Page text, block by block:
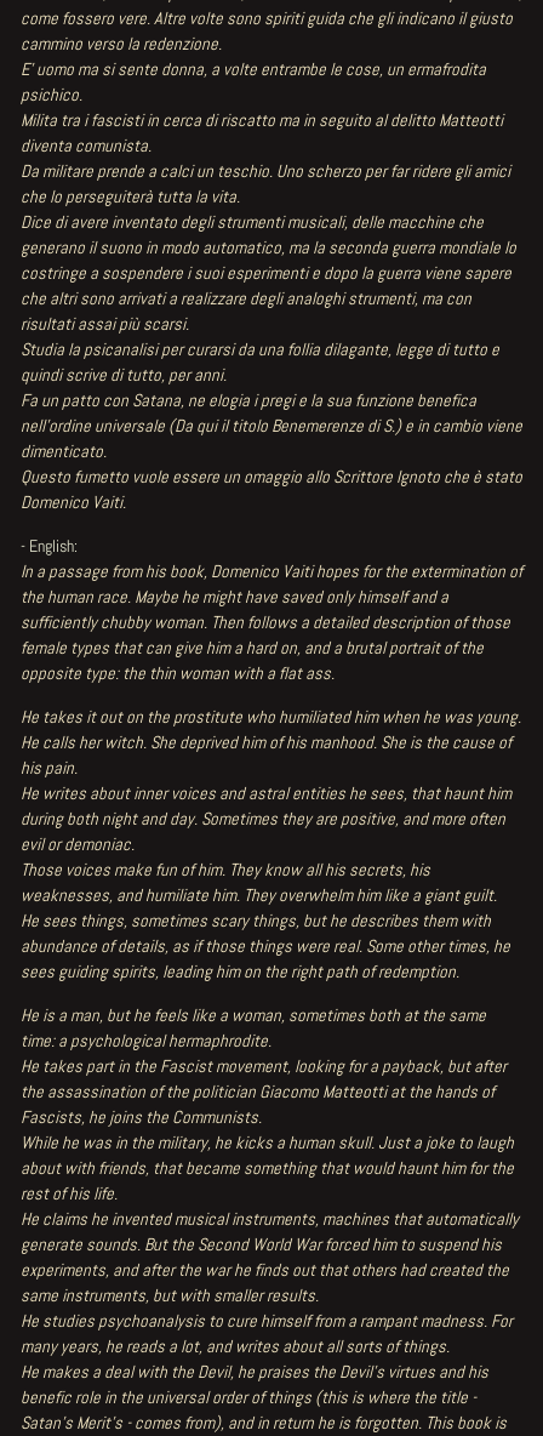
come fossero vere. Altre volte sono spiriti guida che gli indicano il giusto
cammino verso la redenzione.
E' uomo ma si sente donna, a volte entrambe le cose, un ermafrodita
psichico.
Milita tra i fascisti in cerca di riscatto ma in seguito al delitto Matteotti
diventa comunista.
Da militare prende a calci un teschio. Uno scherzo per far ridere gli amici
che lo perseguiterà tutta la vita.
Dice di avere inventato degli strumenti musicali, delle macchine che
generano il suono in modo automatico, ma la seconda guerra mondiale lo
costringe a sospendere i suoi esperimenti e dopo la guerra viene sapere
che altri sono arrivati a realizzare degli analoghi strumenti, ma con
risultati assai più scarsi.
Studia la psicanalisi per curarsi da una follia dilagante, legge di tutto e
quindi scrive di tutto, per anni.
Fa un patto con Satana, ne elogia i pregi e la sua funzione benefica
nell'ordine universale (Da qui il titolo Benemerenze di S.) e in cambio viene
dimenticato.
Questo fumetto vuole essere un omaggio allo Scrittore Ignoto che è stato
Domenico Vaiti.
- English:
In a passage from his book, Domenico Vaiti hopes for the extermination of
the human race. Maybe he might have saved only himself and a
sufficiently chubby woman. Then follows a detailed description of those
female types that can give him a hard on, and a brutal portrait of the
opposite type: the thin woman with a flat ass.
He takes it out on the prostitute who humiliated him when he was young.
He calls her witch. She deprived him of his manhood. She is the cause of
his pain.
He writes about inner voices and astral entities he sees, that haunt him
during both night and day. Sometimes they are positive, and more often
evil or demoniac.
Those voices make fun of him. They know all his secrets, his
weaknesses, and humiliate him. They overwhelm him like a giant guilt.
He sees things, sometimes scary things, but he describes them with
abundance of details, as if those things were real. Some other times, he
sees guiding spirits, leading him on the right path of redemption.
He is a man, but he feels like a woman, sometimes both at the same
time: a psychological hermaphrodite.
He takes part in the Fascist movement, looking for a payback, but after
the assassination of the politician Giacomo Matteotti at the hands of
Fascists, he joins the Communists.
While he was in the military, he kicks a human skull. Just a joke to laugh
about with friends, that became something that would haunt him for the
rest of his life.
He claims he invented musical instruments, machines that automatically
generate sounds. But the Second World War forced him to suspend his
experiments, and after the war he finds out that others had created the
same instruments, but with smaller results.
He studies psychoanalysis to cure himself from a rampant madness. For
many years, he reads a lot, and writes about all sorts of things.
He makes a deal with the Devil, he praises the Devil’s virtues and his
benefic role in the universal order of things (this is where the title -
Satan’s Merit’s - comes from), and in return he is forgotten. This book is